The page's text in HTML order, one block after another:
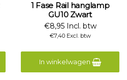
1 Fase Rail hanglamp
GU10 Zwart
€8,95 Incl. btw
€7,40 Excl. btw
In winkelwagen